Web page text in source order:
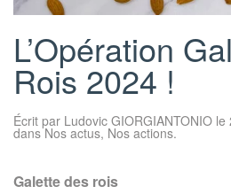
L’Opération
Rois 2024 !
Écrit par Ludovic GIORGIANTONIO le
dansNos actus, Nos actions.
Galette des rois